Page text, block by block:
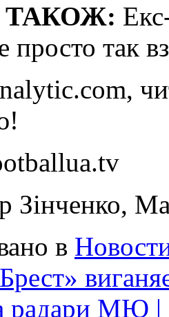
ТАКОЖ:
просто так
Зінченко,
в
радари МЮ |